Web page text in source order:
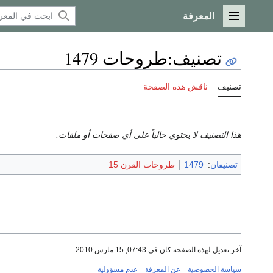
القائمة الرئيسية
المعرفة
تصنيف:طروحات 1479
تصنيف ناقش هذه الصفحة
هذا التصنيف لا يحتوي حالياً على أي صفحات أو ملفات.
تصنيفان:
1479 طروحات القرن 15
آخر تعديل لهذه الصفحة كان في 07:43, 15 مارس 2010.
سياسة الخصوصية عن المعرفة عدم مسؤولية